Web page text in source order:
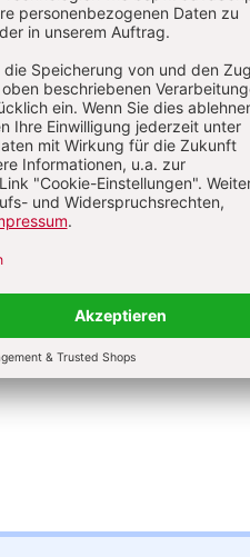
fängt bei der Leitung
infrage und trifft
VON KERSTIN
Elterninitiative:Eine
Grenzen ihrer Einrichtung
(2): E-Mail-
1_2022